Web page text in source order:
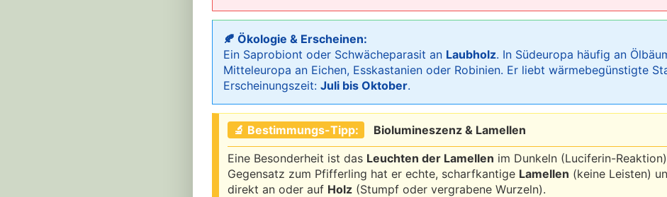
🍂 Ökologie & Erscheinen:
Ein Saprobiont oder Schwächeparasit an Laubholz. In Südeuropa häufig an
Mitteleuropa an Eichen, Esskastanien oder Robinien. Er liebt wärmebegünstigte
Erscheinungszeit: Juli bis Oktober.
🔬 Bestimmungs-Tipp:
Biolumineszenz & Lamellen
Eine Besonderheit ist das Leuchten der Lamellen im Dunkeln (Luciferin-
Gegensatz zum Pfifferling hat er echte, scharfkantige Lamellen (keine Leisten)
direkt an oder auf Holz (Stumpf oder vergrabene Wurzeln).